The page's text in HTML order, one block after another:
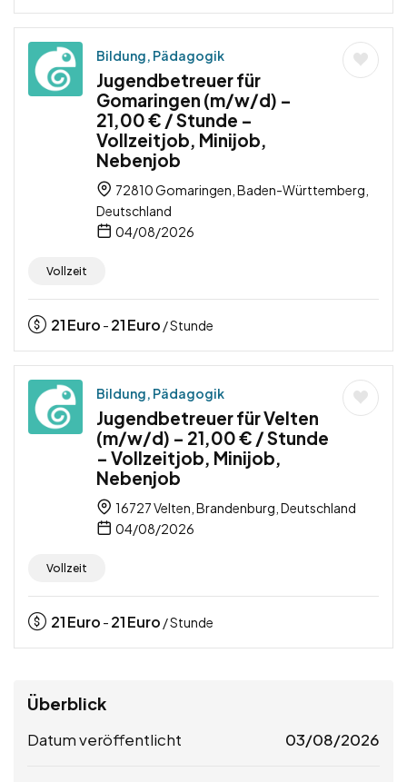
Bildung, Pädagogik
Jugendbetreuer für
Gomaringen (m/w/d) –
21,00 € / Stunde –
Vollzeitjob, Minijob,
Nebenjob
72810 Gomaringen, Baden-Württemberg,
Deutschland
04/08/2026
Vollzeit
21Euro - 21Euro / Stunde
Bildung, Pädagogik
Jugendbetreuer für Velten
(m/w/d) – 21,00 € / Stunde
– Vollzeitjob, Minijob,
Nebenjob
16727 Velten, Brandenburg, Deutschland
04/08/2026
Vollzeit
21Euro - 21Euro / Stunde
Überblick
Datum veröffentlicht 03/08/2026